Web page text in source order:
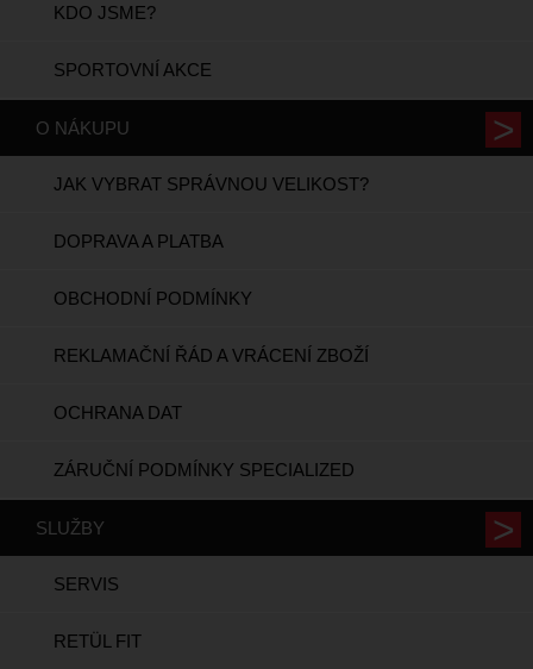
KDO JSME?
SPORTOVNÍ AKCE
O NÁKUPU
JAK VYBRAT SPRÁVNOU VELIKOST?
DOPRAVA A PLATBA
OBCHODNÍ PODMÍNKY
REKLAMAČNÍ ŘÁD A VRÁCENÍ ZBOŽÍ
OCHRANA DAT
ZÁRUČNÍ PODMÍNKY SPECIALIZED
SLUŽBY
SERVIS
RETÜL FIT